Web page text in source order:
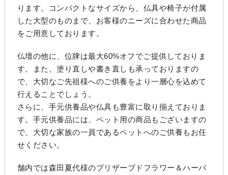
ります。コンパクトなサイズから、仏具や椅子が付属
した大型のものまで、お客様のニーズに合わせた商品
をご用意しております。
仏壇の他に、位牌は最大60%オフでご提供しておりま
す。また、塗り直しや書き直しも承っておりますの
で、大切なご先祖様へのご供養をより一層心を込めて
行えることでしょう。
さらに、手元供養品や仏具も豊富に取り揃えておりま
す。手元供養品には、ペット用の商品もございますの
で、大切な家族の一員であるペットへのご供養もお任
せください。
舗内では森田夏代様のプリザーブドフラワー＆ハーバ